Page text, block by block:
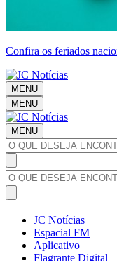
Confira os feriados
MENU
MENU
MENU
JC Notícias
Espacial FM
Aplicativo
Flagrante Digital